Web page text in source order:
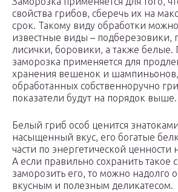
свойства грибов, сберечь их на
срок. Такому виду обработки
известные виды – подберезовики,
лисички, боровики, а также
заморозка применяется для
хранения вешенок и
обработанных собственноручно
показатели будут на порядок выше.
Белый гриб особ ценится
насыщенный вкус, его богатые
части по энергетической ценности
А если правильно сохранить такое
заморозить его, то можно надолго
вкусным и полезным деликатесом.